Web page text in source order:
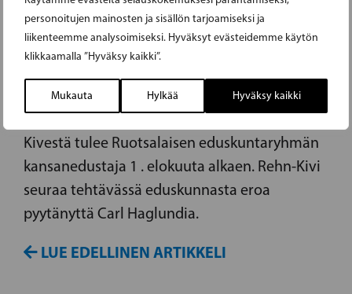
personoitujen mainosten ja sisällön tarjoamiseksi ja
liikenteemme analysoimiseksi. Hyväksyt evästeidemme käytön
klikkaamalla ”Hyväksy kaikki”.
Mukauta Hylkää Hyväksy kaikki
22.06.2016
REHN-KIVI KANSANEDUSTAJAKSI
Kaunaisista kotoisin olevasta Veronica Rehn-
Kivestä tulee Ruotsalaisen eduskuntaryhmän
kansanedustaja 1 . elokuuta alkaen. Rehn-Kivi
seuraa tehtävässä eduskunnasta eroa
pyytänyttä Carl Haglundia.
LUE EDELLINEN ARTIKKELI